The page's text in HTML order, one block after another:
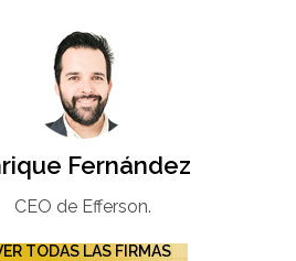
Fernández
CEO de Efferson.
TODAS LAS FIRMAS